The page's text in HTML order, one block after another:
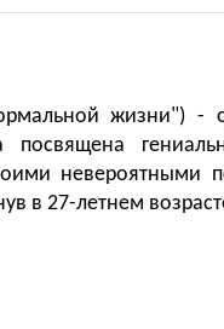
жизни") -
невероятными
в 27-летнем